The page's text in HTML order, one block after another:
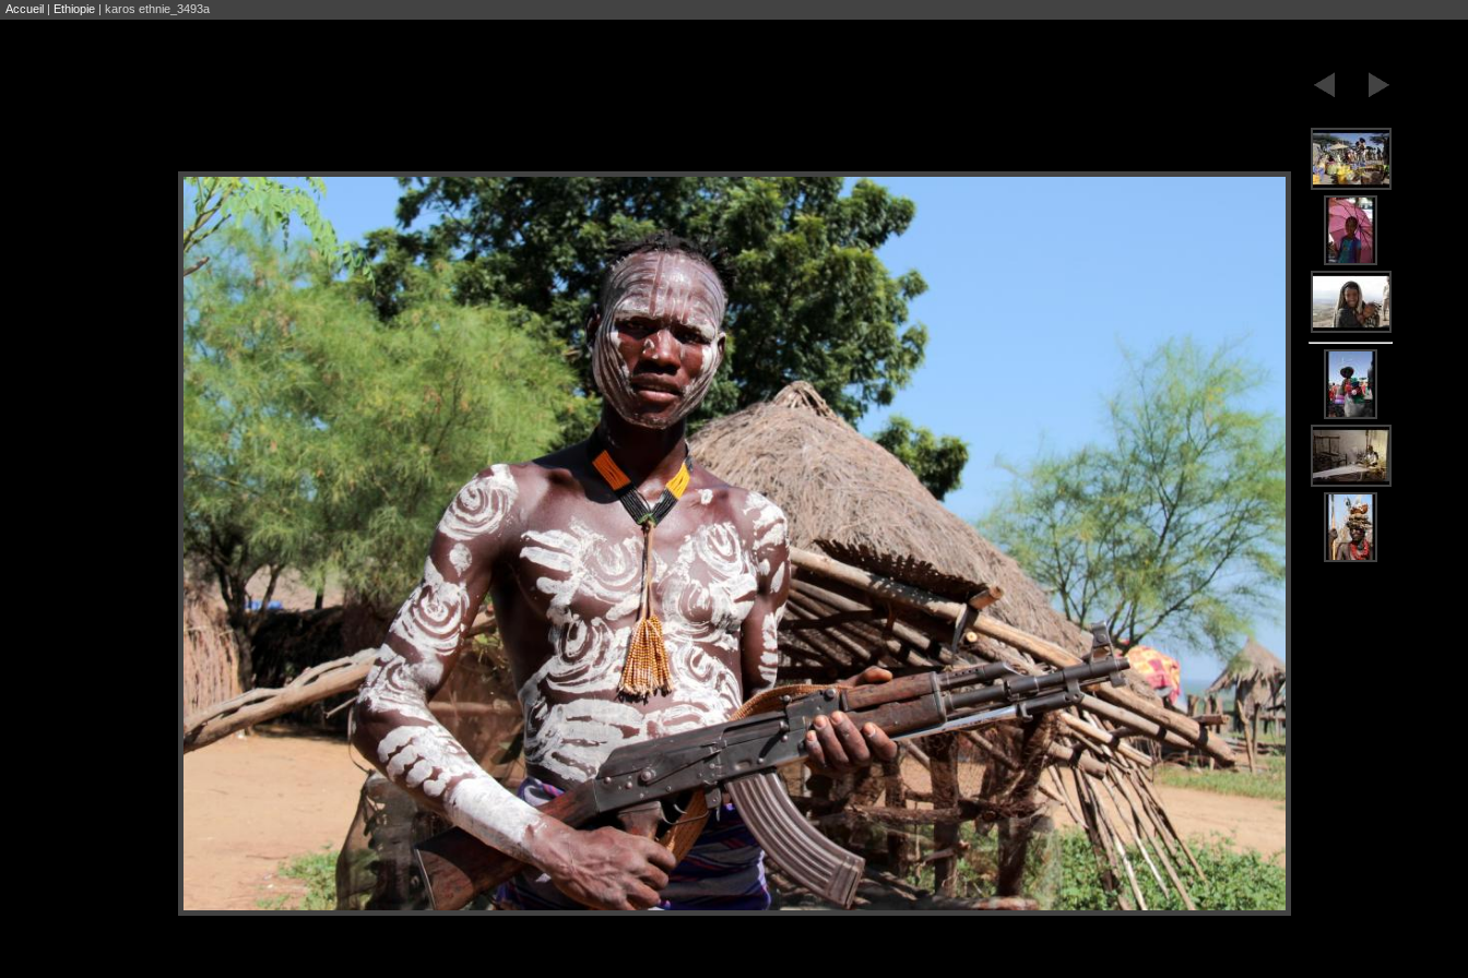
Accueil | Ethiopie | karos ethnie_3493a